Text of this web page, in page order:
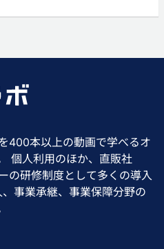
400本以上の動画で学べるオ
個人利用のほか、直販社
の研修制度として多くの導入
事業承継、事業保障分野の